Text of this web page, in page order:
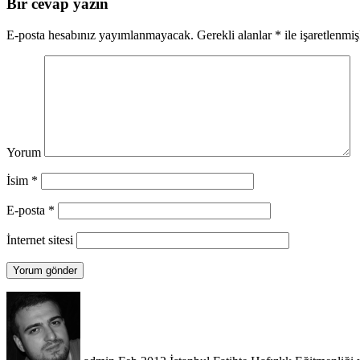
Bir cevap yazın
E-posta hesabınız yayımlanmayacak. Gerekli alanlar * ile
Yorum
İsim *
E-posta *
İnternet sitesi